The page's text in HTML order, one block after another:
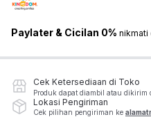
Paylater & Cicilan 0% nikmati
Cek Ketersediaan di Toko
Produk dapat diambil atau dikirim
Lokasi Pengiriman
Cek pilihan pengiriman ke